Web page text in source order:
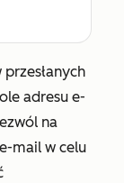
adresu e-
na
mail w celu